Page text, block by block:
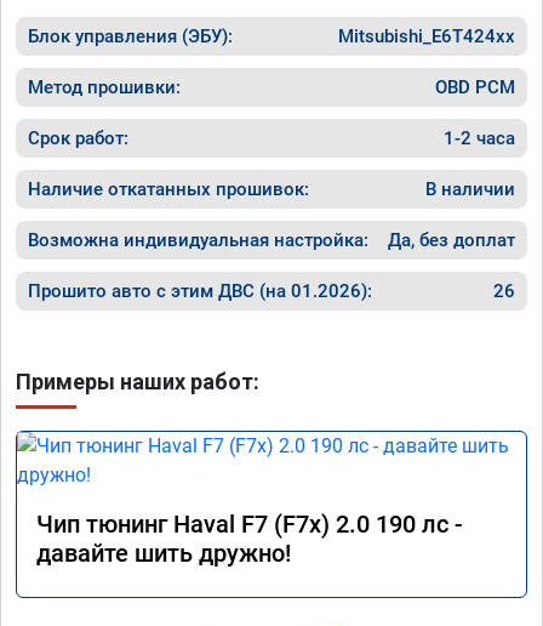
Блок управления (ЭБУ): Mitsubishi_E6T424xx
Метод прошивки: OBD PCM
Срок работ: 1-2 часа
Наличие откатанных прошивок: В наличии
Возможна индивидуальная настройка: Да, без доплат
Прошито авто с этим ДВС (на 01.2026): 26
Примеры наших работ:
Чип тюнинг Haval F7 (F7x) 2.0 190 лс -
давайте шить дружно!